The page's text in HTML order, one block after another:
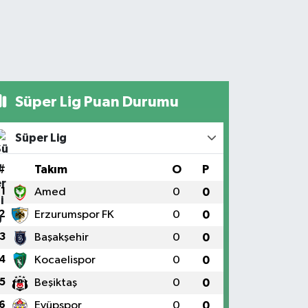
Süper Lig Puan Durumu
Süper Lig
Takım O P
1 Amed 0 0
Erzurumspor FK 0 0
3 Başakşehir 0 0
Kocaelispor 0 0
5 Beşiktaş 0 0
Eyüpspor 0 0